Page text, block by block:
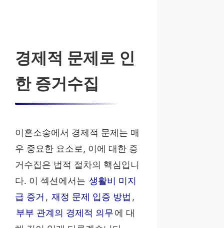
경제적 문제로 인
한 증거수집
이혼소송에서 경제적 문제는 매
우 중요한 요소로, 이에 대한 증
거수집은 법적 절차의 핵심입니
다. 이 섹션에서는 생활비 미지
급 증거 , 재정 문제 입증 방법 ,
부부 관계의 경제적 의무에 대